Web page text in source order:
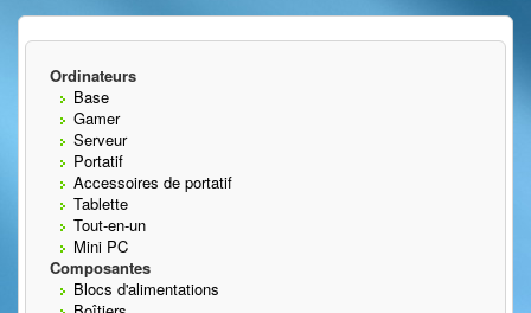
Ordinateurs
Base
Gamer
Serveur
Portatif
Accessoires de portatif
Tablette
Tout-en-un
Mini PC
Composantes
Blocs d'alimentations